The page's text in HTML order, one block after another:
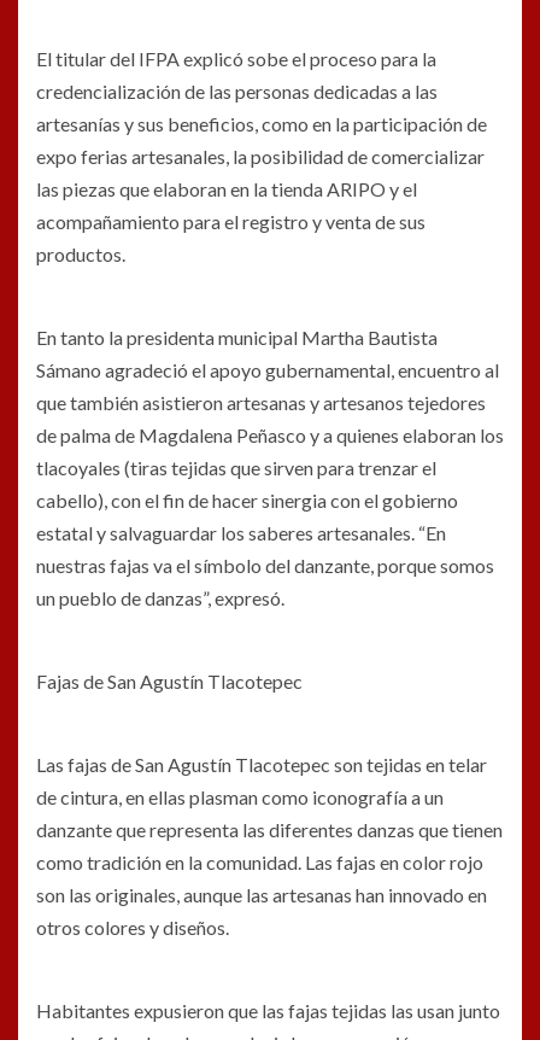
El titular del IFPA explicó sobe el proceso para la
credencialización de las personas dedicadas a las
artesanías y sus beneficios, como en la participación de
expo ferias artesanales, la posibilidad de comercializar
las piezas que elaboran en la tienda ARIPO y el
acompañamiento para el registro y venta de sus
productos.
En tanto la presidenta municipal Martha Bautista
Sámano agradeció el apoyo gubernamental, encuentro al
que también asistieron artesanas y artesanos tejedores
de palma de Magdalena Peñasco y a quienes elaboran los
tlacoyales (tiras tejidas que sirven para trenzar el
cabello), con el fin de hacer sinergia con el gobierno
estatal y salvaguardar los saberes artesanales. “En
nuestras fajas va el símbolo del danzante, porque somos
un pueblo de danzas”, expresó.
Fajas de San Agustín Tlacotepec
Las fajas de San Agustín Tlacotepec son tejidas en telar
de cintura, en ellas plasman como iconografía a un
danzante que representa las diferentes danzas que tienen
como tradición en la comunidad. Las fajas en color rojo
son las originales, aunque las artesanas han innovado en
otros colores y diseños.
Habitantes expusieron que las fajas tejidas las usan junto